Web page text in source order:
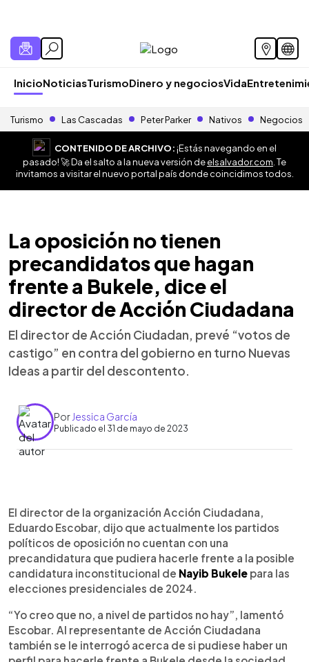
InicioNoticiasTurismoDinero y negociosVida
Turismo Las Cascadas Peter Parker Nativos Negocios
CONTENIDO DE ARCHIVO:¡Estás navegando en el
pasado! 🚀 Da el salto a la nueva versión deelsalvador.com . Te
invitamos a visitar el nuevo portal país donde coincidimos todos.
La oposición no tienen
precandidatos que hagan
frente a Bukele, dice el
director de Acción Ciudadana
El director de Acción Ciudadan, prevé “votos de
castigo” en contra del gobierno en turno Nuevas
Ideas a partir del descontento.
Por Jessica García
Publicado el 31 de mayo de 2023
► Escuchar artículo
El director de la organización Acción Ciudadana,
Eduardo Escobar, dijo que actualmente los partidos
políticos de oposición no cuentan con una
precandidatura que pudiera hacerle frente a la posible
candidatura inconstitucional de Nayib Bukele para las
elecciones presidenciales de 2024.
“Yo creo que no, a nivel de partidos no hay”, lamentó
Escobar. Al representante de Acción Ciudadana
también se le interrogó acerca de si pudiese haber un